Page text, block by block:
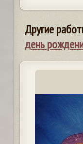
Другие
день